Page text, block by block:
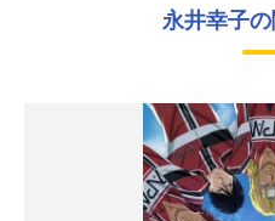
永井幸子